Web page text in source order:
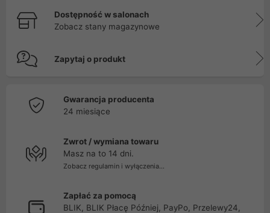
Dostępność w salonach
Zobacz stany magazynowe
Zapytaj o produkt
Gwarancja producenta
24 miesiące
Zwrot / wymiana towaru
Masz na to 14 dni.
Zobacz regulamin i wyłączenia...
Zapłać za pomocą
BLIK, BLIK Płacę Później, PayPo, Przelewy24,